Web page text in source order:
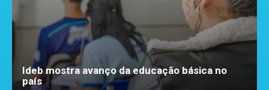
Ideb mostra avanço da educação básica no
país